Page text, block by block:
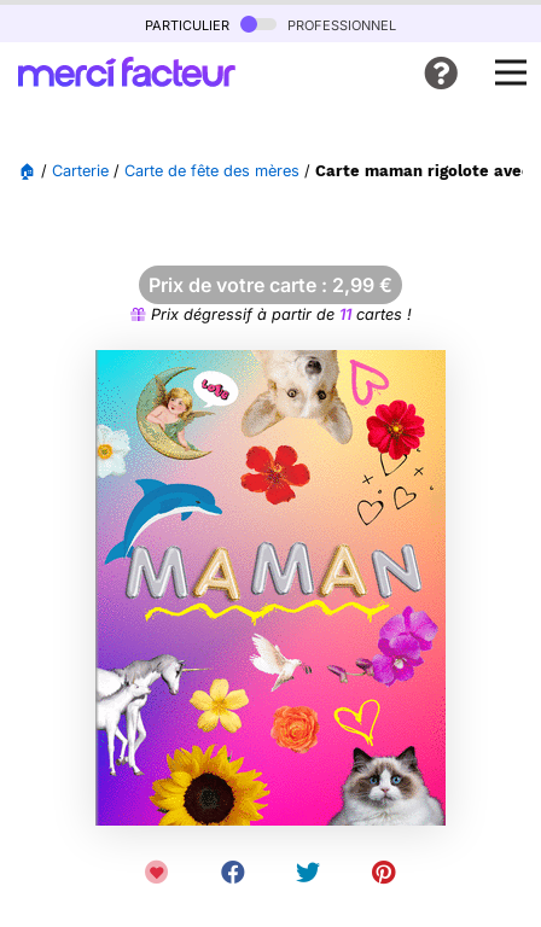
particulier professionnel
🏠 / Carterie / Carte de fête des mères / Carte maman rigolote avec
Prix de votre carte : 2,99 €
Prix dégressif à partir de 11cartes !